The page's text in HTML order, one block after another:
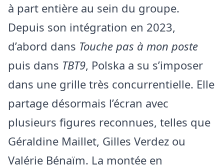
à part entière au sein du groupe.
Depuis son intégration en 2023,
d’abord dans Touche pas à mon poste
puis dans TBT9, Polska a su s’imposer
dans une grille très concurrentielle. Elle
partage désormais l’écran avec
plusieurs figures reconnues, telles que
Géraldine Maillet, Gilles Verdez ou
Valérie Bénaïm. La montée en